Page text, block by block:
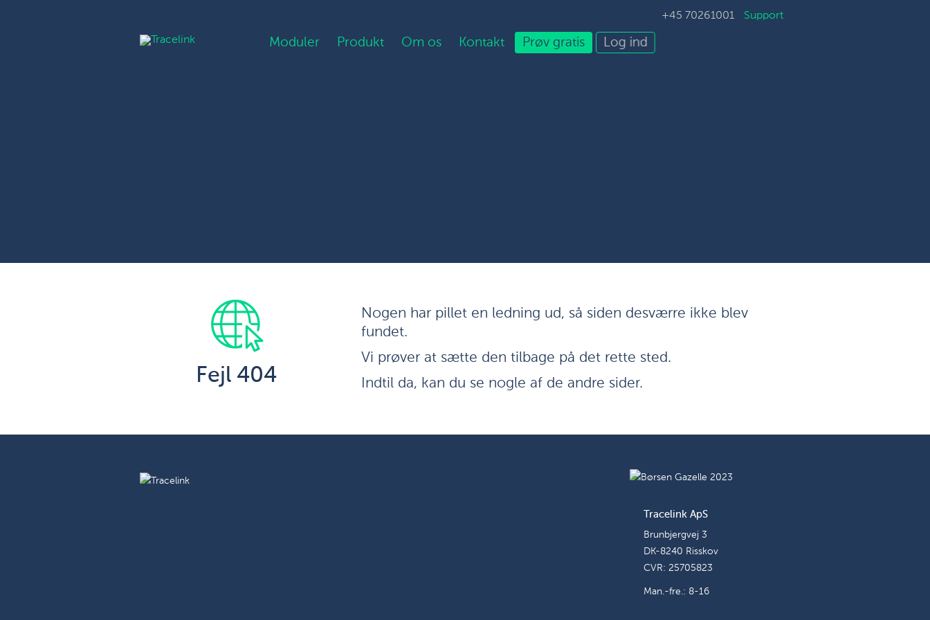
+45 70261001 Support
Moduler Produkt Om os Kontakt Prøv gratis Log ind
Fejl 404
Nogen har pillet en ledning ud, så siden desværre ikke blev
fundet.
Vi prøver at sætte den tilbage på det rette sted.
Indtil da, kan du se nogle af de andre sider.
Tracelink ApS
Brunbjergvej 3
DK-8240 Risskov
CVR: 25705823
Man.-fre.: 8-16